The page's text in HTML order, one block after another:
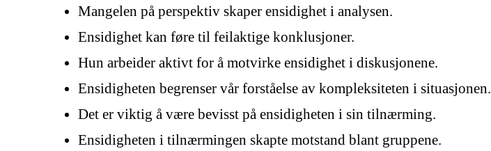
Mangelen på perspektiv skaper ensidighet i analysen.
Ensidighet kan føre til feilaktige konklusjoner.
Hun arbeider aktivt for å motvirke ensidighet i diskusjonene.
Ensidigheten begrenser vår forståelse av kompleksiteten i situasjonen.
Det er viktig å være bevisst på ensidigheten i sin tilnærming.
Ensidigheten i tilnærmingen skapte motstand blant gruppene.